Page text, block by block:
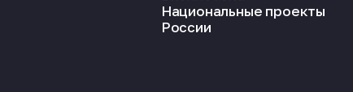
Национальные проекты
России